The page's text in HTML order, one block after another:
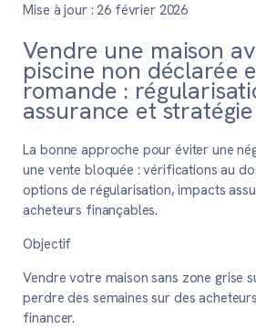
Mise à jour : 26 février 2026
Vendre une maison
piscine non déclarée
romande :
assurance et
La bonne approche pour éviter une
une vente bloquée : vérifications au
options de régularisation, impacts
acheteurs finançables.
Objectif
Vendre votre maison sans zone grise
perdre des semaines sur des
financer.